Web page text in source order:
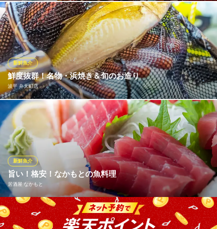
大阪メトロ中央線朝潮橋駅 徒歩3分
大阪府大阪市港区港晴3-1-1 フクモトパークビュー1F
当店では中央市場より仕入れた活きたままの伊勢海老をご提供。
新鮮な伊勢海老の濃厚な甘み、プリッとした食感を損なわずに召
し上がっていただきたいという想いから、事前のご予約をお願い
しております。鍋やお造り、唐揚げ、天ぷら、ホイル焼きなど多
彩な料理で伊勢海老の美味しさを存分にご堪能ください！
伊勢海老と魚介の和食店 木曽谷
伊勢海老と魚介の和食店
大阪メトロ中央線朝潮橋駅 徒歩7分
大阪府大阪市港区港晴1-1-25
鮮度抜群！名物・浜焼き＆旬のお造り
波平 弁天町店
新鮮魚介
当店の名物は新鮮な魚介料理。店内には生簀があり、さっきまで
泳いでいた活の魚をご堪能いただけます。特に、魚介の浜焼き
と、旬魚のお造りは絶品！浜焼きは、特にサザエやホタテといっ
た貝類がイチオシです♪お造り、握り、フライから調理法が選べる
「泳がし鯵一匹」など、売り切れ御免の逸品にもご注目くださ
い！
波平 弁天町店
浜焼きと串カツを味わう
大阪メトロ中央線弁天町駅 徒歩2分
大阪府大阪市港区磯路1-6-23
旨い！格安！なかもとの魚料理
居酒屋 なかもと
新鮮魚介
中央市場より毎日仕入れる魚は鮮度満点！種類も豊富で量も多い
のにこんなに安くて…いいんです！その日最良の魚介類をお届け